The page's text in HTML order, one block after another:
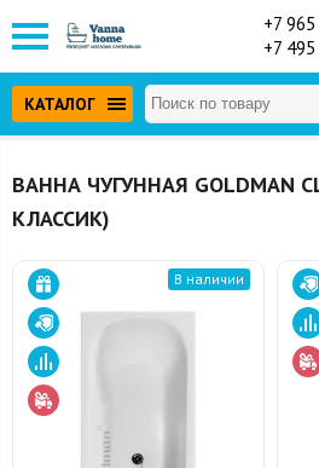
+7
+7
КАТАЛОГ
ВАННА ЧУГУННАЯ GOLDMAN
КЛАССИК)
В наличии